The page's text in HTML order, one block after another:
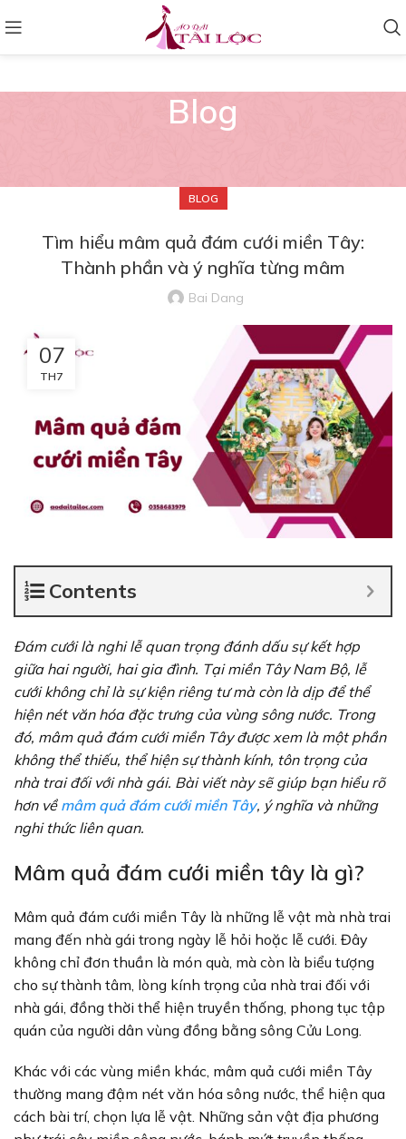
Blog
BLOG
Tìm hiểu mâm quả đám cưới miền Tây:
Thành phần và ý nghĩa từng mâm
Bai Dang
07
TH7
Contents
Đám cưới là nghi lễ quan trọng đánh dấu sự kết hợp
giữa hai người, hai gia đình. Tại miền Tây Nam Bộ, lễ
cưới không chỉ là sự kiện riêng tư mà còn là dịp để thể
hiện nét văn hóa đặc trưng của vùng sông nước. Trong
đó, mâm quả đám cưới miền Tây được xem là một phần
không thể thiếu, thể hiện sự thành kính, tôn trọng của
nhà trai đối với nhà gái. Bài viết này sẽ giúp bạn hiểu rõ
hơn về mâm quả đám cưới miền Tây, ý nghĩa và những
nghi thức liên quan.
Mâm quả đám cưới miền tây là gì?
Mâm quả đám cưới miền Tây là những lễ vật mà nhà trai
mang đến nhà gái trong ngày lễ hỏi hoặc lễ cưới. Đây
không chỉ đơn thuần là món quà, mà còn là biểu tượng
cho sự thành tâm, lòng kính trọng của nhà trai đối với
nhà gái, đồng thời thể hiện truyền thống, phong tục tập
quán của người dân vùng đồng bằng sông Cửu Long.
Khác với các vùng miền khác, mâm quả cưới miền Tây
thường mang đậm nét văn hóa sông nước, thể hiện qua
cách bài trí, chọn lựa lễ vật. Những sản vật địa phương